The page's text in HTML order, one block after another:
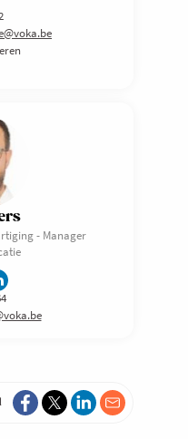
- Manager